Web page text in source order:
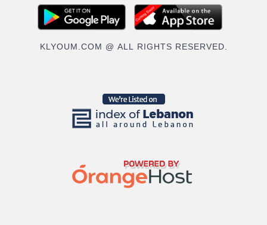
KLYOUM.COM @ ALL RIGHTS RESERVED.